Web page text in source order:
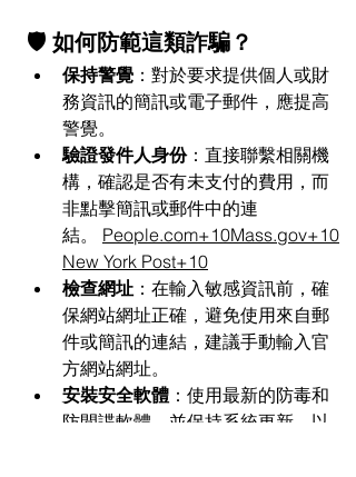
🛡 如何防範這類詐騙？
保持警覺 ：對於要求提供個人或財
務資訊的簡訊或電子郵件，應提高
警覺。
驗證發件人身份：直接聯繫相關機
構，確認是否有未支付的費用，而
非點擊簡訊或郵件中的連
結。 People.com+10Mass.gov+10
New York Post+10
檢查網址 ：在輸入敏感資訊前，確
保網站網址正確，避免使用來自郵
件或簡訊的連結，建議手動輸入官
方網站網址。
安裝安全軟體 ：使用最新的防毒和
防間諜軟體，並保持系統更新，以